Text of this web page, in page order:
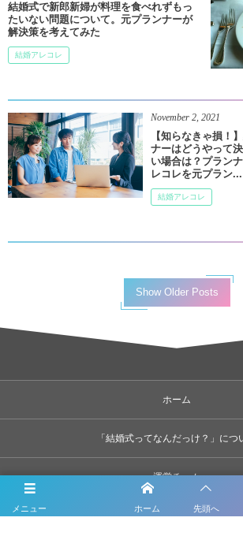
結婚式で新郎新婦が料理を食べれずもっ
たいない問題について。元プランナーが
解決策を考えてみた
結婚アレコレ
November 2,2021
【知らなきゃ損！
ナーはどうやって
い場合は？プラン
レコレを元プラン...
結婚アレコレ
Show Older Posts
ホーム
「結婚式ってなんだっけ？」につ
運営チーム
運営企業
メニュー ホーム 先頭へ